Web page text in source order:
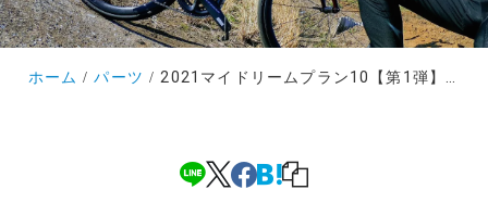
ホーム パーツ 2021マイドリームプラン10【第1弾】アイオロスXXX4にカスタマイズする価値はあるのか？